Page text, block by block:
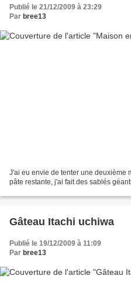
Publié le 21/12/2009 à 23:29
Par bree13
J'ai eu envie de tenter une deuxième
pâte restante, j'ai fait des sablés
Gâteau Itachi uchiwa
Publié le 19/12/2009 à 11:09
Par bree13